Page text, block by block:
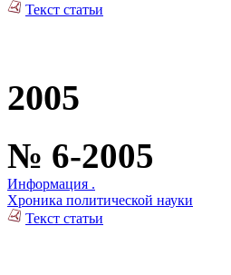
Текст статьи
2005
№ 6-2005
Информация .
Хроника политической науки
Текст статьи